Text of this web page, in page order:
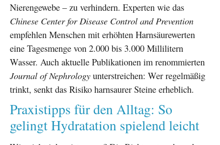
Nierengewebe – zu verhindern. Experten wie das
Chinese Center for Disease Control and Prevention
empfehlen Menschen mit erhöhten Harnsäurewerten
eine Tagesmenge von 2.000 bis 3.000 Millilitern
Wasser. Auch aktuelle Publikationen im renommierten
Journal of Nephrology unterstreichen: Wer regelmäßig
trinkt, senkt das Risiko harnsaurer Steine erheblich.
Praxistipps für den Alltag: So
gelingt Hydratation spielend leicht